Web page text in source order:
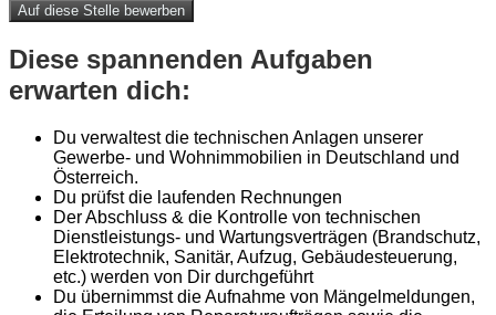
Auf diese Stelle bewerben
Diese spannenden Aufgaben
erwarten dich:
Du verwaltest die technischen Anlagen unserer
Gewerbe- und Wohnimmobilien in Deutschland und
Österreich.
Du prüfst die laufenden Rechnungen
Der Abschluss & die Kontrolle von technischen
Dienstleistungs- und Wartungsverträgen (Brandschutz,
Elektrotechnik, Sanitär, Aufzug, Gebäudesteuerung,
etc.) werden von Dir durchgeführt
Du übernimmst die Aufnahme von Mängelmeldungen,